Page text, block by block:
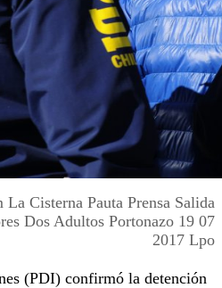
Cisterna Pauta Prensa Salida
Dos Adultos Portonazo 19 07
2017 Lpo
(PDI) confirmó la detención